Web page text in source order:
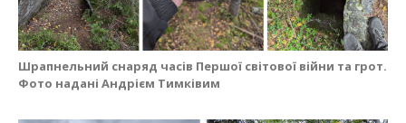
Шрапнельний снаряд часів Першої світової війни та грот.
Фото надані Андрієм Тимківим